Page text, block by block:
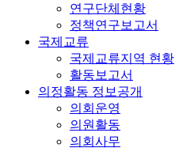
연구단체현황
정책연구보고서
국제교류
국제교류지역 현황
활동보고서
의정활동 정보공개
의회운영
의원활동
의회사무